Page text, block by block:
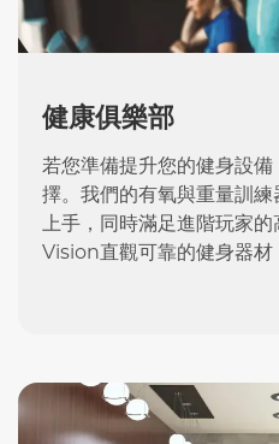
健康俱樂部
若您準備提升您的健身設
擇。我們的有氧與重量訓
上手，同時滿足進階玩家
Vision直觀可靠的健身器材